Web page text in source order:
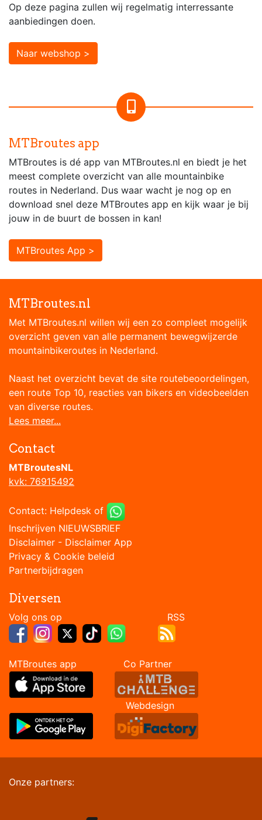
Op deze pagina zullen wij regelmatig interressante
aanbiedingen doen.
Naar webshop >
MTBroutes app
MTBroutes is dé app van MTBroutes.nl en biedt je het
meest complete overzicht van alle mountainbike
routes in Nederland. Dus waar wacht je nog op en
download snel deze MTBroutes app en kijk waar je bij
jouw in de buurt de bossen in kan!
MTBroutes App >
MTBroutes.nl
Met MTBroutes.nl willen wij een zo compleet mogelijk
overzicht geven van alle permanent bewegwijzerde
mountainbikeroutes in Nederland.
Naast het overzicht bevat de site routebeoordelingen,
een route Top 10, reacties van bikers en videobeelden
van diverse routes.
Lees meer...
Contact
MTBroutesNL
kvk: 76915492
Contact: Helpdesk of
Inschrijven NIEUWSBRIEF
Disclaimer - Disclaimer App
Privacy & Cookie beleid
Partnerbijdragen
Diversen
Volg ons op RSS
MTBroutes app Co Partner
Webdesign
Onze partners: